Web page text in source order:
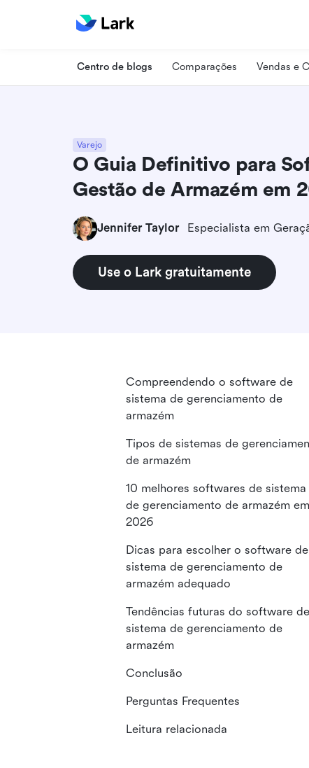
Centro de blogs Comparações Vendas e
Varejo
O Guia Definitivo para
Gestão de Armazém em
Jennifer Taylor
Use o Lark gratuitamente
Compreendendo o software de
sistema de gerenciamento de
armazém
Tipos de sistemas de
de armazém
10 melhores softwares de sistema
de gerenciamento de armazém em
2026
Dicas para escolher o software de
sistema de gerenciamento de
armazém adequado
Tendências futuras do software de
sistema de gerenciamento de
armazém
Conclusão
Perguntas Frequentes
Leitura relacionada